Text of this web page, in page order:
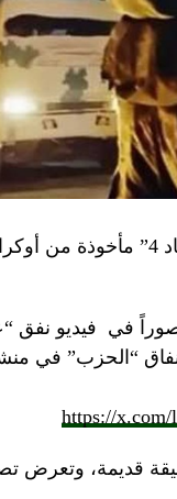
“النهار” تكشف حقيقة صور في
في فيديو
https://x.com/
قديمة، وتعرض